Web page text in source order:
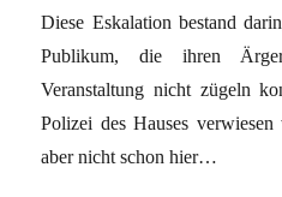
Diese Eskalation bestand
Publikum, die ihren
Veranstaltung nicht zügeln
Polizei des Hauses
aber nicht schon hier…